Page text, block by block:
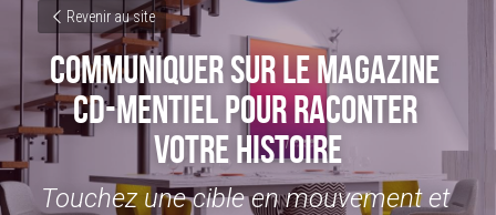
Revenir au site
Communiquer sur le magazine
CD-MENTIEL pour raconter
votre histoire
Touchez une cible en mouvement et